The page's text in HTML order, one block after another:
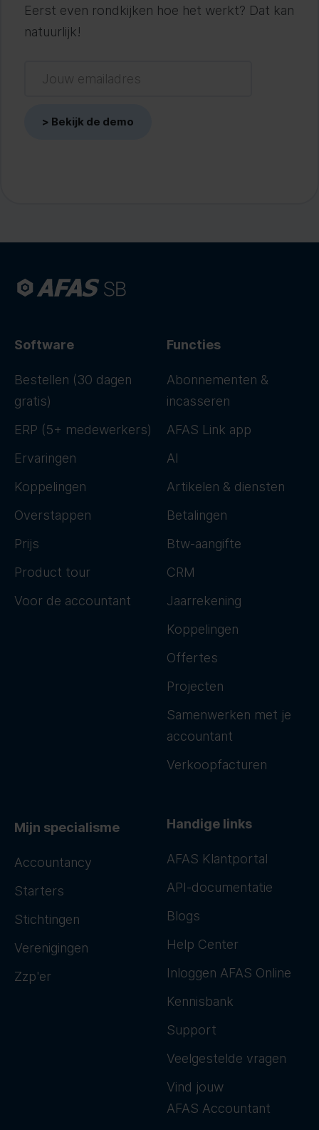
Eerst even rondkijken hoe het werkt? Dat kan
natuurlijk!
Software
Bestellen (30 dagen
gratis)
ERP (5+ medewerkers)
Ervaringen
Koppelingen
Overstappen
Prijs
Product tour
Voor de accountant
Functies
Abonnementen &
incasseren
AFAS Link app
AI
Artikelen & diensten
Betalingen
Btw-aangifte
CRM
Jaarrekening
Koppelingen
Offertes
Projecten
Samenwerken met je
accountant
Verkoopfacturen
Mijn specialisme
Accountancy
Starters
Stichtingen
Verenigingen
Zzp'er
Handige links
AFAS Klantportal
API-documentatie
Blogs
Help Center
Inloggen AFAS Online
Kennisbank
Support
Veelgestelde vragen
Vind jouw
AFAS Accountant